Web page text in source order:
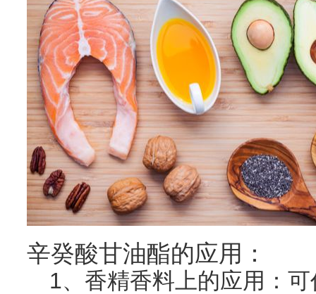
辛癸酸甘油酯的应用：
1、香精香料上的应用：